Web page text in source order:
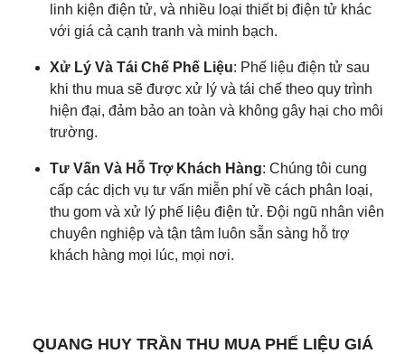
linh kiện điện tử, và nhiều loại thiết bị điện tử khác
với giá cả cạnh tranh và minh bạch.
Xử Lý Và Tái Chế Phế Liệu: Phế liệu điện tử sau
khi thu mua sẽ được xử lý và tái chế theo quy trình
hiện đại, đảm bảo an toàn và không gây hại cho môi
trường.
Tư Vấn Và Hỗ Trợ Khách Hàng: Chúng tôi cung
cấp các dịch vụ tư vấn miễn phí về cách phân loại,
thu gom và xử lý phế liệu điện tử. Đội ngũ nhân viên
chuyên nghiệp và tận tâm luôn sẵn sàng hỗ trợ
khách hàng mọi lúc, mọi nơi.
QUANG HUY TRẦN THU MUA PHẾ LIỆU GIÁ